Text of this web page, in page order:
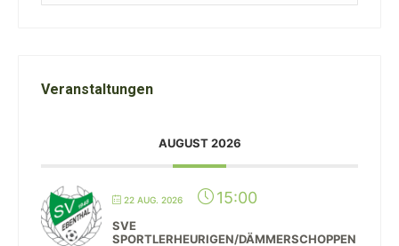
Veranstaltungen
AUGUST 2026
22 AUG. 2026 15:00
SVE
SPORTLERHEURIGEN/DÄMMERSCHOPPEN